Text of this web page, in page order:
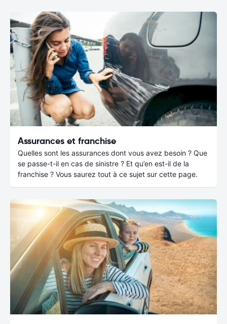
Assurances et franchise
Quelles sont les assurances dont vous avez besoin ? Que
se passe-t-il en cas de sinistre ? Et qu’en est-il de la
franchise ? Vous saurez tout à ce sujet sur cette page.